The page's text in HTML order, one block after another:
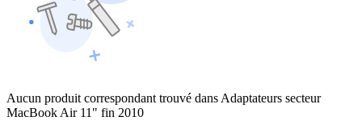
Aucun produit correspondant trouvé dans Adaptateurs secteur
MacBook Air 11" fin 2010